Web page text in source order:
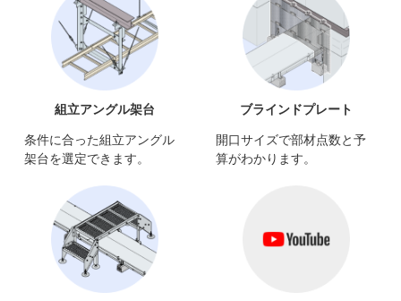
組立アングル架台
条件に合った組立アングル
架台を選定できます。
ブラインドプレート
開口サイズで部材点数と予
算がわかります。